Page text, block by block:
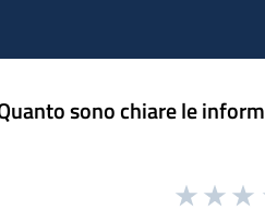
sono chiare le